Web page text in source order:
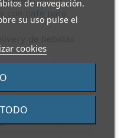
de navegación.
su uso pulse el
cookies
de bebidas
para máquinas
que